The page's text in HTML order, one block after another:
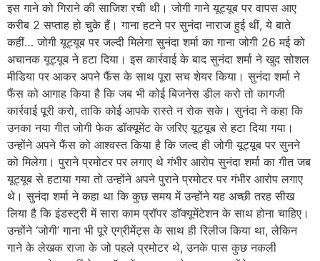
इस गाने को गिराने की साजिश रची थी। जोगी गाने यूट्यूब पर वापस आए
करीब 2 सप्ताह हो चुके हैं। गाना हटने पर सुनंदा नाराज हुई थीं, ये बाते
कहीं… जोगी यूट्यूब पर जल्दी मिलेगा सुनंदा शर्मा का गाना जोगी 26 मई को
अचानक यूट्यूब ने हटा दिया। इस कार्रवाई के बाद सुनंदा शर्मा ने खुद सोशल
मीडिया पर आकर अपने फैंस के साथ पूरा सच शेयर किया। सुनंदा शर्मा ने
फैंस को आगाह किया है कि जब भी कोई बिजनेस डील करो तो कागजी
कार्रवाई पूरी करो, ताकि कोई आपके रास्ते न रोक सके। सुनंदा ने कहा कि
उनका नया गीत जोगी फेक डॉक्यूमेंट के जरिए यूट्यूब से हटा दिया गया।
उन्होंने अपने फैंस को आश्वस्त किया है कि जल्द ही जोगी यूट्यूब पर सुनने
को मिलेगा। पुराने प्रमोटर पर लगाए थे गंभीर आरोप सुनंदा शर्मा का गीत जब
यूट्यूब से हटाया गया तो उन्होंने अपने पुराने प्रमोटर पर गंभीर आरोप लगाए
थे। सुनंदा शर्मा ने कहा था कि कुछ समय में उन्होंने यह अच्छी तरह सीख
लिया है कि इंडस्ट्री में सारा काम प्रॉपर डॉक्यूमेंटेशन के साथ होना चाहिए।
उन्होंने ‘जोगी’ गाना भी पूरे एग्रीमेंट्स के साथ ही रिलीज किया था, लेकिन
गाने के लेखक राजा के जो पहले प्रमोटर थे, उनके पास कुछ नकली